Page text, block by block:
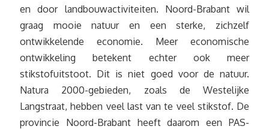
en door landbouwactiviteiten. Noord-Brabant wil
graag mooie natuur en een sterke, zichzelf
ontwikkelende economie. Meer economische
ontwikkeling betekent echter ook meer
stikstofuitstoot. Dit is niet goed voor de natuur.
Natura 2000-gebieden, zoals de Westelijke
Langstraat, hebben veel last van te veel stikstof. De
provincie Noord-Brabant heeft daarom een PAS-